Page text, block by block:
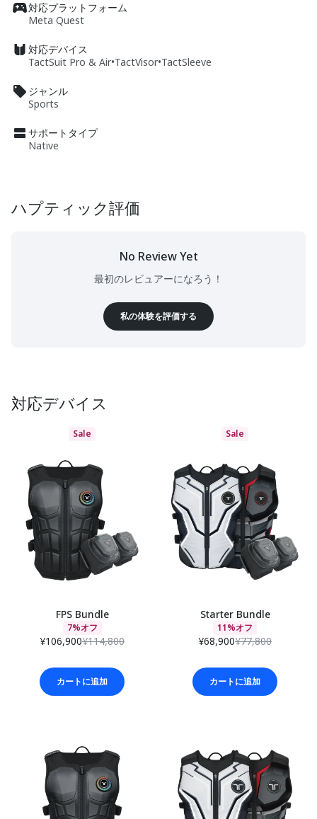
対応プラットフォーム
Meta Quest
対応デバイス
TactSuit Pro & Air•TactVisor•TactSleeve
ジャンル
Sports
サポートタイプ
Native
ハプティック評価
No Review Yet
最初のレビュアーになろう！
私の体験を評価する
対応デバイス
Sale
FPS Bundle
7%オフ
¥106,900¥114,800
カートに追加
Sale
Starter Bundle
11%オフ
¥68,900¥77,800
カートに追加